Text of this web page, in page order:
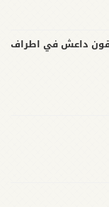
داعش في اطراف